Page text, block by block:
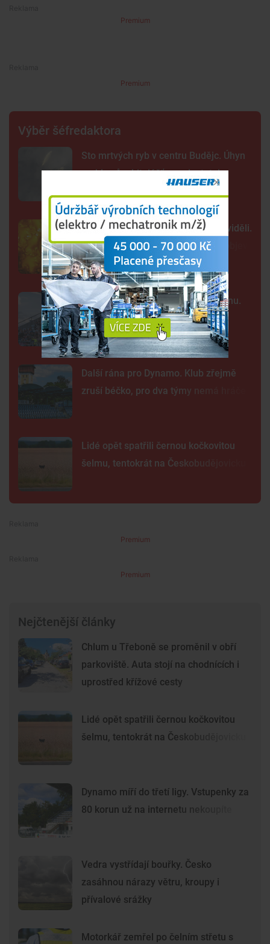
Premium
Premium
Výběr šéfredaktora
Sto mrtvých ryb v centru Budějc. Úhyn
mohl způsobit déšť a nedostatek
Tak detailně jsme Slunce ještě neviděli.
Nové snímky přinesly průlomový objev
Kraj nabízí za Dynamo 32,55 milionu.
Převod akcií chce dokončit co
nejrychleji
Další rána pro Dynamo. Klub zřejmě
zruší béčko, pro dva týmy nemá hráče
Lidé opět spatřili černou kočkovitou
šelmu, tentokrát na Českobudějovicku
Premium
Premium
Nejčtenější články
Chlum u Třeboně se proměnil v obří
parkoviště. Auta stojí na chodnících i
uprostřed křížové cesty
Lidé opět spatřili černou kočkovitou
šelmu, tentokrát na Českobudějovicku
Dynamo míří do třetí ligy. Vstupenky za
80 korun už na internetu nekoupíte
Vedra vystřídají bouřky. Česko
zasáhnou nárazy větru, kroupy i
přívalové srážky
Motorkář zemřel po čelním střetu s